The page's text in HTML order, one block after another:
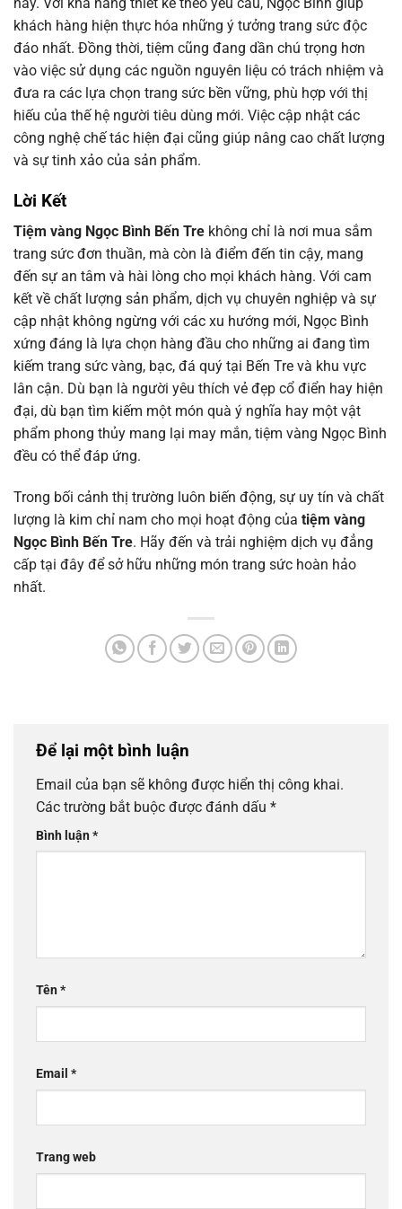
khách hàng hiện thực hóa những ý tưởng trang sức độc
đáo nhất. Đồng thời, tiệm cũng đang dần chú trọng hơn
vào việc sử dụng các nguồn nguyên liệu có trách nhiệm và
đưa ra các lựa chọn trang sức bền vững, phù hợp với thị
hiếu của thế hệ người tiêu dùng mới. Việc cập nhật các
công nghệ chế tác hiện đại cũng giúp nâng cao chất lượng
và sự tinh xảo của sản phẩm.
Lời Kết
Tiệm vàng Ngọc Bình Bến Tre không chỉ là nơi mua sắm
trang sức đơn thuần, mà còn là điểm đến tin cậy, mang
đến sự an tâm và hài lòng cho mọi khách hàng. Với cam
kết về chất lượng sản phẩm, dịch vụ chuyên nghiệp và sự
cập nhật không ngừng với các xu hướng mới, Ngọc Bình
xứng đáng là lựa chọn hàng đầu cho những ai đang tìm
kiếm trang sức vàng, bạc, đá quý tại Bến Tre và khu vực
lân cận. Dù bạn là người yêu thích vẻ đẹp cổ điển hay hiện
đại, dù bạn tìm kiếm một món quà ý nghĩa hay một vật
phẩm phong thủy mang lại may mắn, tiệm vàng Ngọc Bình
đều có thể đáp ứng.
Trong bối cảnh thị trường luôn biến động, sự uy tín và chất
lượng là kim chỉ nam cho mọi hoạt động của tiệm vàng
Ngọc Bình Bến Tre. Hãy đến và trải nghiệm dịch vụ đẳng
cấp tại đây để sở hữu những món trang sức hoàn hảo
nhất.
Để lại một bình luận
Email của bạn sẽ không được hiển thị công khai.
Các trường bắt buộc được đánh dấu *
Bình luận*
Tên*
Email *
Trang web